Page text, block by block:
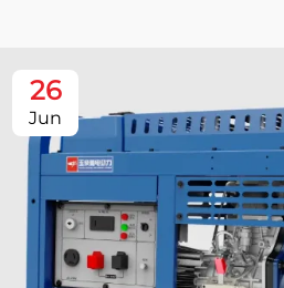
26
Jun